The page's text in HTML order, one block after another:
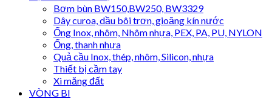
Bơm bùn BW150,BW250, BW3329
Dây curoa, dầu bôi trơn, gioăng kín nước
Ống Inox, nhôm, Nhôm nhựa, PEX, PA, PU, NYLON
Ống, thanh nhựa
Quả cầu Inox, thép, nhôm, Silicon, nhựa
Thiết bị cầm tay
Xi măng đất
VÒNG BI